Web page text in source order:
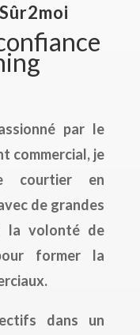
par le
commercial, je
courtier en
de grandes
la volonté de
former la
dans un